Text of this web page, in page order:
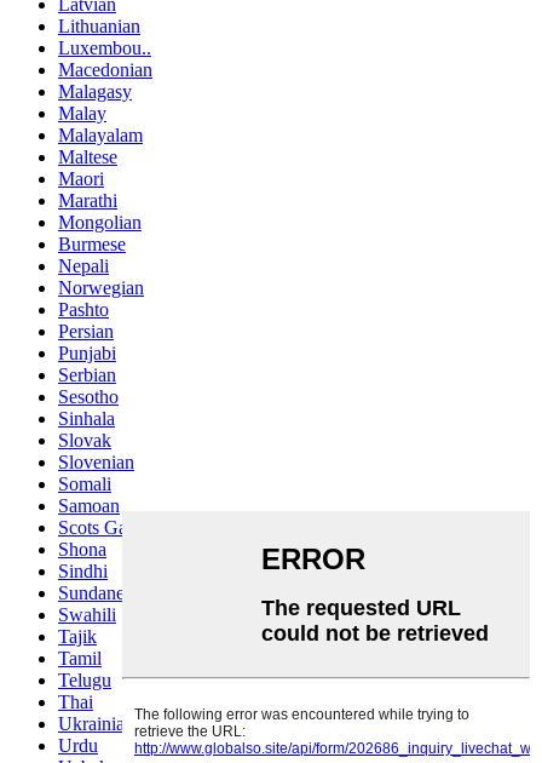
Lithuanian
Luxembou..
Macedonian
Malagasy
Malay
Malayalam
Maltese
Maori
Marathi
Mongolian
Burmese
Nepali
Norwegian
Pashto
Persian
Punjabi
Serbian
Sesotho
Sinhala
Slovak
Slovenian
Somali
Samoan
Scots Gaelic
Shona
Sindhi
Sundanese
Swahili
Tajik
Tamil
Telugu
Thai
Ukrainian
Urdu